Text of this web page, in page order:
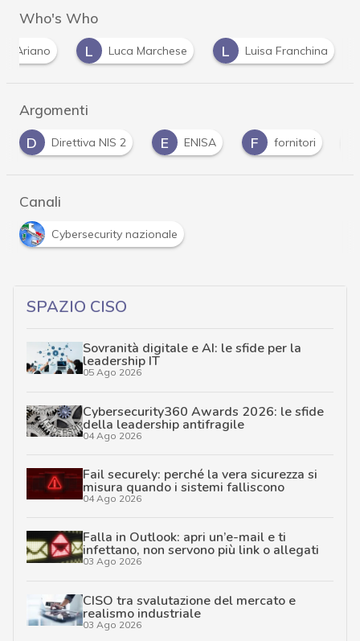
Who's Who
D'Ariano L Luca Marchese L Luisa Franchina
Argomenti
D
Direttiva NIS 2 E ENISA F fornitori
Canali
Cybersecurity nazionale
SPAZIO CISO
Sovranità digitale e AI: le sfide per la
leadership IT
05 Ago 2026
Cybersecurity360 Awards 2026: le sfide
della leadership antifragile
04 Ago 2026
Fail securely: perché la vera sicurezza si
misura quando i sistemi falliscono
04 Ago 2026
Falla in Outlook: apri un’e-mail e ti
infettano, non servono più link o allegati
03 Ago 2026
CISO tra svalutazione del mercato e
realismo industriale
03 Ago 2026